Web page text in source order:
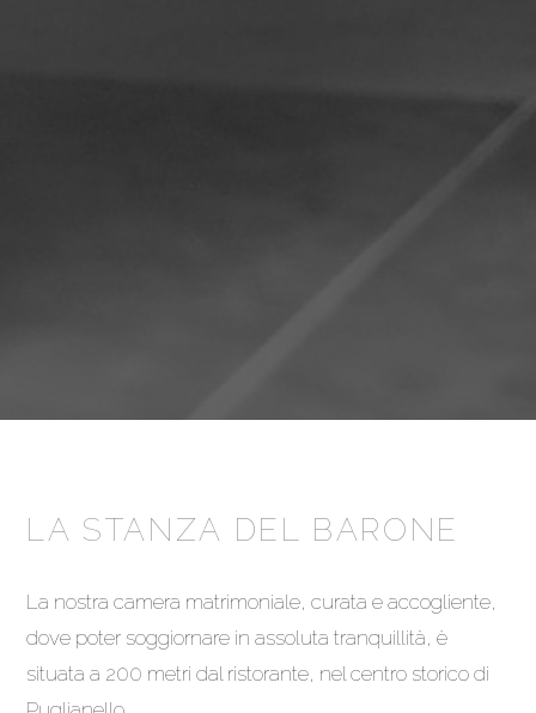
LA STANZA DEL BARONE
La nostra camera matrimoniale, curata e accogliente,
dove poter soggiornare in assoluta tranquillità, è
situata a 200 metri dal ristorante, nel centro storico di